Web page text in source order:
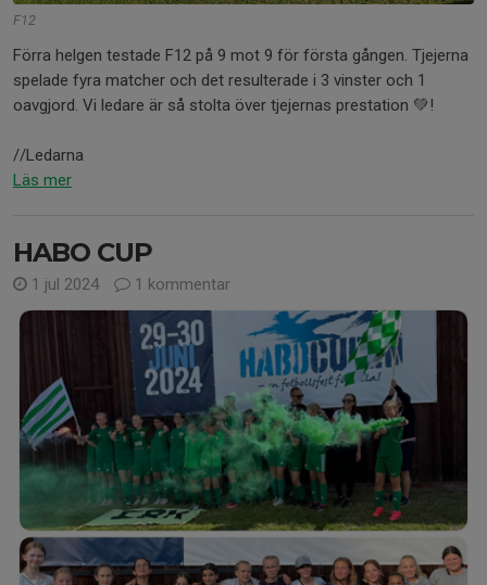
F12
Förra helgen testade F12 på 9 mot 9 för första gången. Tjejerna
spelade fyra matcher och det resulterade i 3 vinster och 1
oavgjord. Vi ledare är så stolta över tjejernas prestation 💚!
//Ledarna
Läs mer
HABO CUP
1 jul 2024 1 kommentar